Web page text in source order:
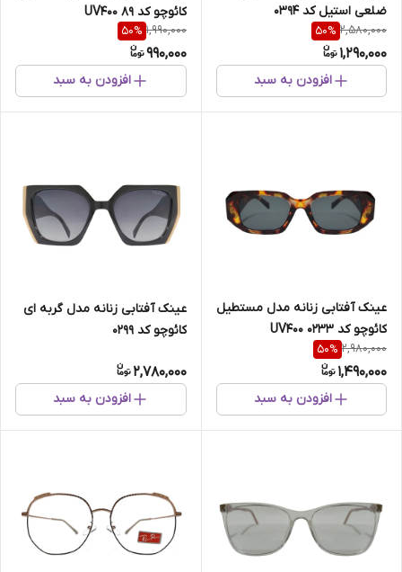
ضلعی استیل کد 0394
2,580,000
50%
1,290,000
افزودن به سبد
کائوچو کد 89 UV400
1,990,000
50%
990,000
افزودن به سبد
عینک آفتابی زنانه مدل مستطیل
کائوچو کد 0233 UV400
2,980,000
50%
1,490,000
افزودن به سبد
عینک آفتابی زنانه مدل گربه ای
کائوچو کد 0299
2,780,000
افزودن به سبد